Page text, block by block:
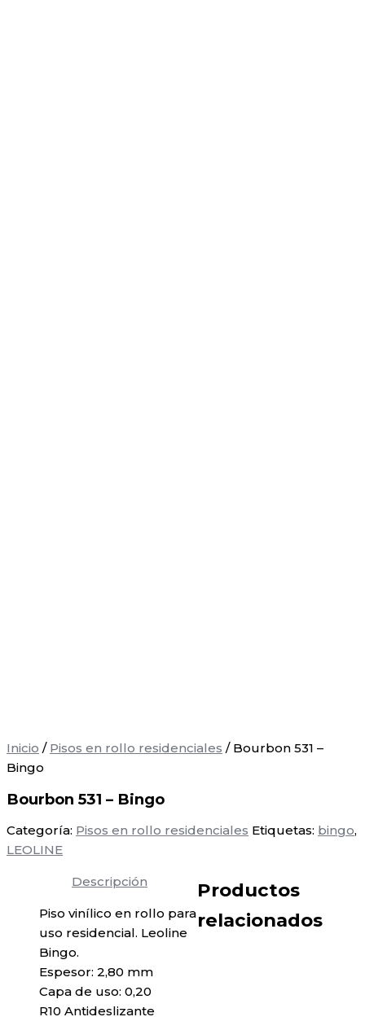
Inicio / Pisos en rollo residenciales / Bourbon 531 –
Bingo
Bourbon 531 – Bingo
Categoría: Pisos en rollo residenciales Etiquetas: bingo,
LEOLINE
Descripción
Piso vinílico en rollo para
uso residencial. Leoline
Bingo.
Espesor: 2,80 mm
Capa de uso: 0,20
R10 Antideslizante
Productos
relacionados